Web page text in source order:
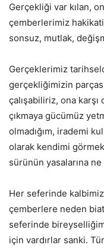
Gerçekliği var kılan,
çemberlerimiz
sonsuz, mutlak,
Gerçeklerimiz
gerçekliğimizin
çalışabiliriz, ona karşı
çıkmaya gücümüz
olmadığım, irademi
olarak kendimi görmek
sürünün yasalarına ne
Her seferinde
çemberlere neden
seferinde
için vardırlar sanki.